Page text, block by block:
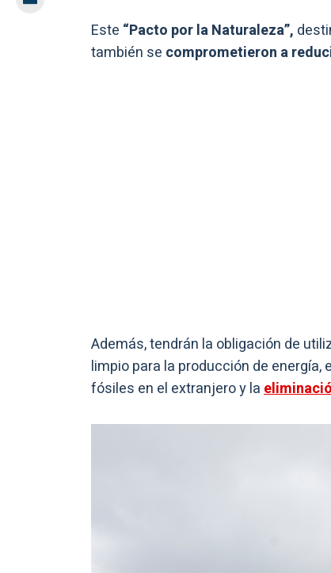
Este “Pacto por la Naturaleza”,
también se comprometieron a
Además, tendrán la obligación de
limpio para la producción de
fósiles en el extranjero y la